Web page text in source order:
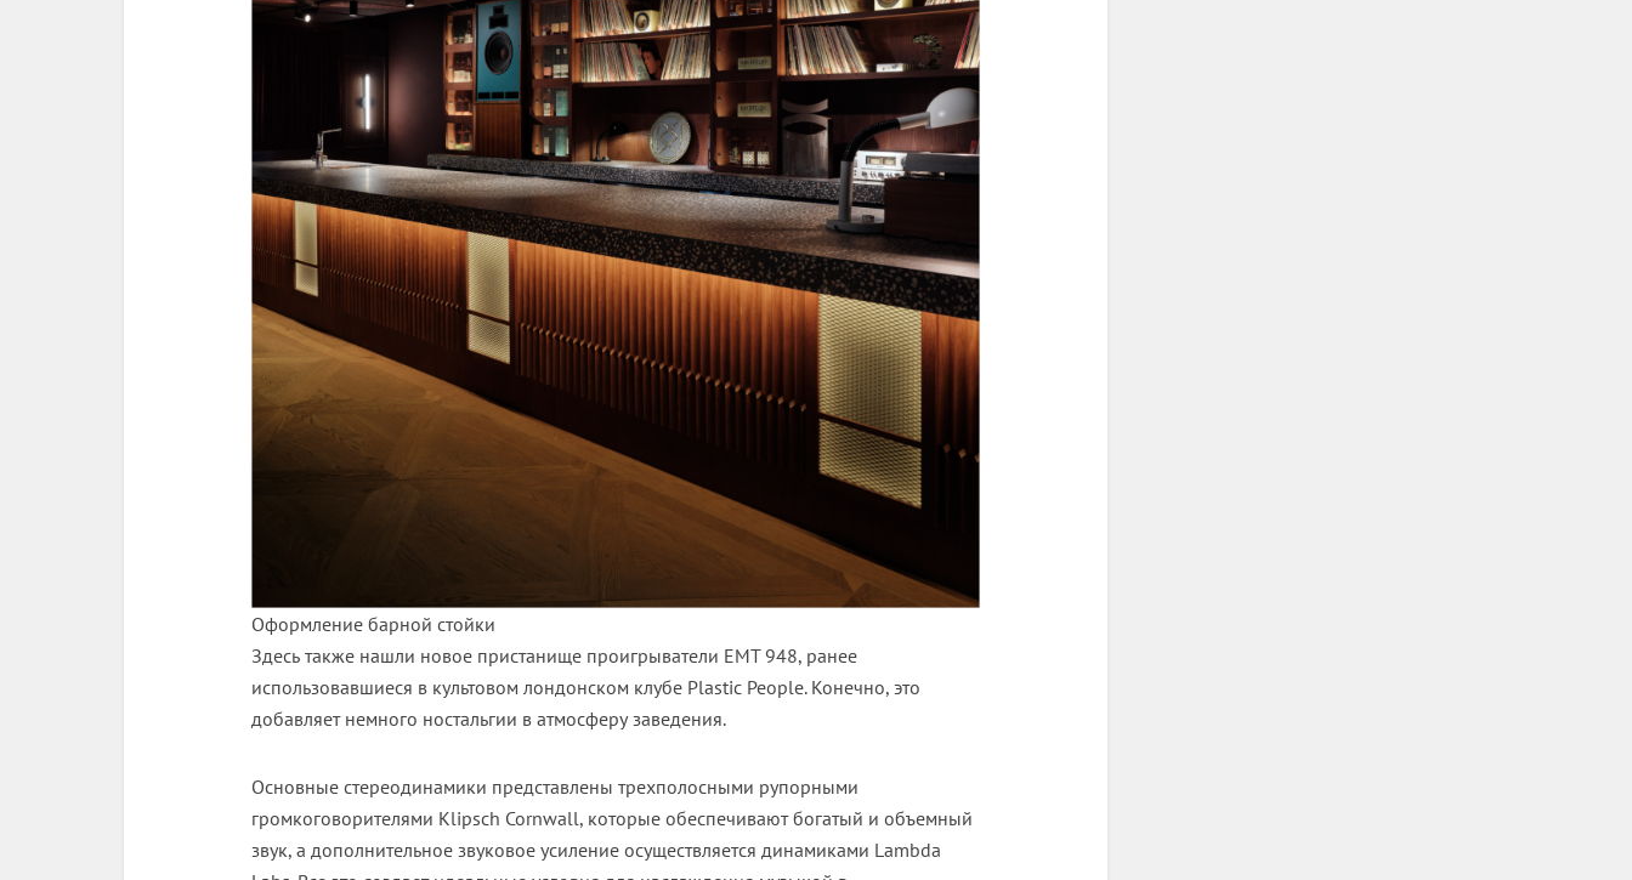
Оформление барной стойки
Здесь также нашли новое пристанище проигрыватели EMT 948, ранее
использовавшиеся в культовом лондонском клубе Plastic People. Конечно, это
добавляет немного ностальгии в атмосферу заведения.
Основные стереодинамики представлены трехполосными рупорными
громкоговорителями Klipsch Cornwall, которые обеспечивают богатый и объемный
звук, а дополнительное звуковое усиление осуществляется динамиками Lambda